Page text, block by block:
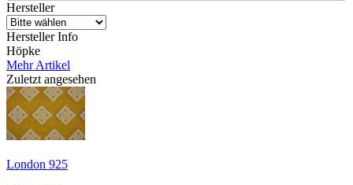
Hersteller
Hersteller Info
Höpke
Mehr Artikel
Zuletzt angesehen
London 925